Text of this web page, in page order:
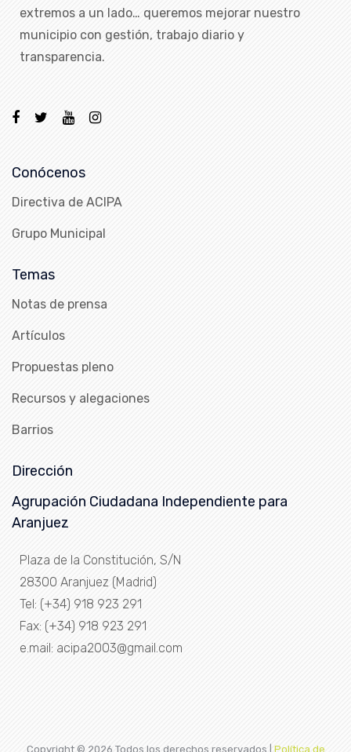
extremos a un lado… queremos mejorar nuestro
municipio con gestión, trabajo diario y
transparencia.
Conócenos
Directiva de ACIPA
Grupo Municipal
Temas
Notas de prensa
Artículos
Propuestas pleno
Recursos y alegaciones
Barrios
Dirección
Agrupación Ciudadana Independiente para
Aranjuez
Plaza de la Constitución, S/N
28300 Aranjuez (Madrid)
Tel: (+34) 918 923 291
Fax: (+34) 918 923 291
e.mail: acipa2003@gmail.com
Copyright © 2026 Todos los derechos reservados | Política de